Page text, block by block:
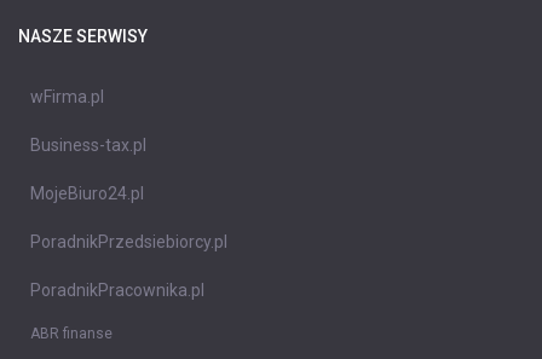
NASZE SERWISY
wFirma.pl
Business-tax.pl
MojeBiuro24.pl
PoradnikPrzedsiebiorcy.pl
PoradnikPracownika.pl
ABR finanse